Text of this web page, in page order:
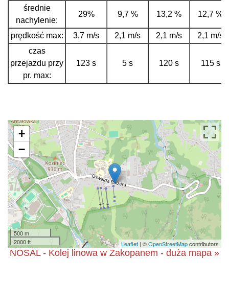
średnie
nachylenie:
29% 9,7 % 13,2 % 12,7 %
prędkość max: 3,7 m/s 2,1 m/s 2,1 m/s
2,1 m/s
czas
przejazdu przy
pr. max:
123 s 5 s 120 s 115 s
+
−
500 m
2000 ft
Leaflet | ©OpenStreetMapcontributors
NOSAL - Kolej linowa w Zakopanem - duża mapa »